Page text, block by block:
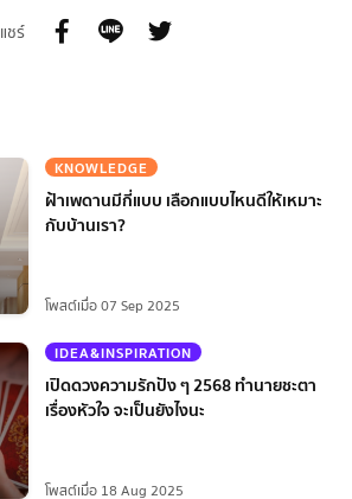
แชร์
KNOWLEDGE
ฝ้าเพดานมีกี่แบบ เลือกแบบไหนดีให้เหมาะ
กับบ้านเรา?
โพสต์เมื่อ 07 Sep 2025
IDEA&INSPIRATION
เปิดดวงความรักปัง ๆ 2568 ทำนายชะตา
เรื่องหัวใจ จะเป็นยังไงนะ
โพสต์เมื่อ 18 Aug 2025